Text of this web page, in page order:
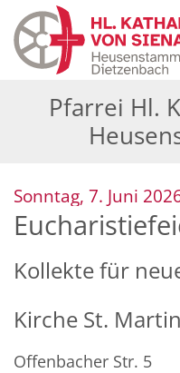
Zum Inhalt springen
Pfarrei Hl.
Sonntag, 7. Juni
Kollekte für
Kirche St.
Offenbacher Str. 5